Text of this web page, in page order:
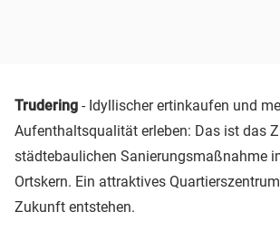
Trudering - Idyllischer ertinkaufen und
Aufenthaltsqualität erleben: Das ist das
städtebaulichen Sanierungsmaßnahme
Ortskern. Ein attraktives
Zukunft entstehen.